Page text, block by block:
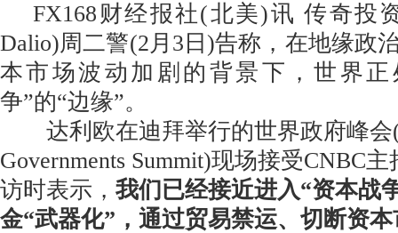
FX168财经报社(北美)讯 传奇投
Dalio)周二警(2月3日)告称，在地缘政
本市场波动加剧的背景下，世界
争”的“边缘”。
达利欧在迪拜举行的世界政府峰会
Governments Summit)现场接受CNBC
访时表示， 我们已经接近进入“资本
金“武器化”，通过贸易禁运、切断资